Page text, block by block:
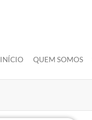
INÍCIO QUEM SOMOS